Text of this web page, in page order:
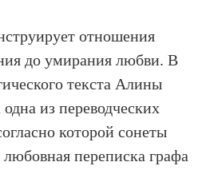
отношения
до умирания любви. В
текста Алины
из переводческих
которой сонеты
переписка графа